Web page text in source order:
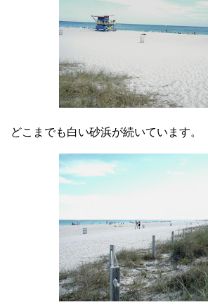
どこまでも白い砂浜が続いています。